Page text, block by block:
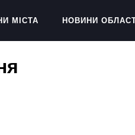
МІСТА НОВИНИ